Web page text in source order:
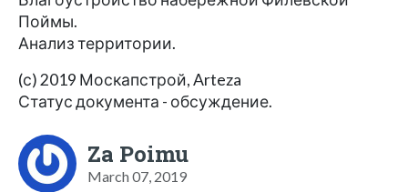
Поймы.
Анализ территории.
(с) 2019 Москапстрой, Arteza
Статус документа - обсуждение.
Za Poimu
March 07, 2019